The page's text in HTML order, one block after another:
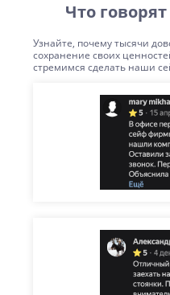
Что
Узнайте, почему тысячи
сохранение своих
стремимся сделать наши